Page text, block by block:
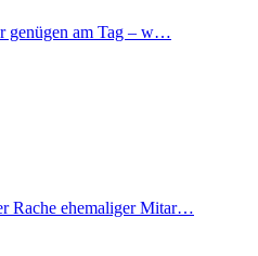
genügen am Tag – w…
Rache ehemaliger Mitar…